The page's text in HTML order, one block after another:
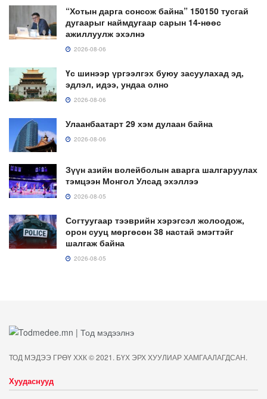
“Хотын дарга сонсож байна” 150150 тусгай
дугаарыг наймдугаар сарын 14-нөөс
ажиллуулж эхэлнэ
2026-08-06
Үс шинээр үргээлгэх буюу засуулахад эд,
эдлэл, идээ, ундаа олно
2026-08-06
Улаанбаатарт 29 хэм дулаан байна
2026-08-06
Зүүн азийн волейболын аварга шалгаруулах
тэмцээн Монгол Улсад эхэллээ
2026-08-05
Согтуугаар тээврийн хэрэгсэл жолоодож,
орон сууц мөргөсөн 38 настай эмэгтэйг
шалгаж байна
2026-08-05
ТОД МЭДЭЭ ГРӨҮ ХХК © 2021. БҮХ ЭРХ ХУУЛИАР ХАМГААЛАГДСАН.
Хуудаснууд